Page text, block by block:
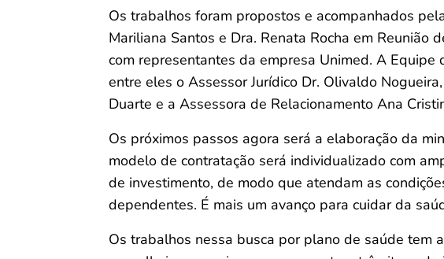
Os trabalhos foram propostos e acompanhados
Mariliana Santos e Dra. Renata Rocha em Reunião
com representantes da empresa Unimed. A Equipe
entre eles o Assessor Jurídico Dr. Olivaldo
Duarte e a Assessora de Relacionamento Ana
Os próximos passos agora será a elaboração da
modelo de contratação será individualizado com
de investimento, de modo que atendam as
dependentes. É mais um avanço para cuidar da
Os trabalhos nessa busca por plano de saúde tem